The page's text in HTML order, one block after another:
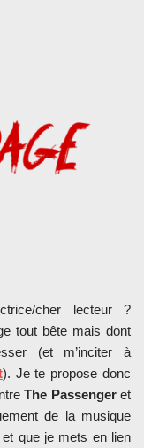
cher lecteur ?
tout bête mais dont
(et m’inciter à
). Je te propose donc
The Passengeret
de la musique
que je mets en lien